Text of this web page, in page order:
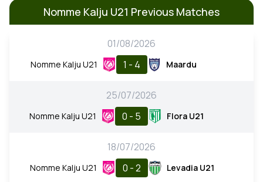
Nomme Kalju U21 Previous Matches
01/08/2026
Nomme Kalju U21 1 - 4 Maardu
25/07/2026
Nomme Kalju U21 0 - 5 Flora U21
18/07/2026
Nomme Kalju U21 0 - 2 Levadia U21